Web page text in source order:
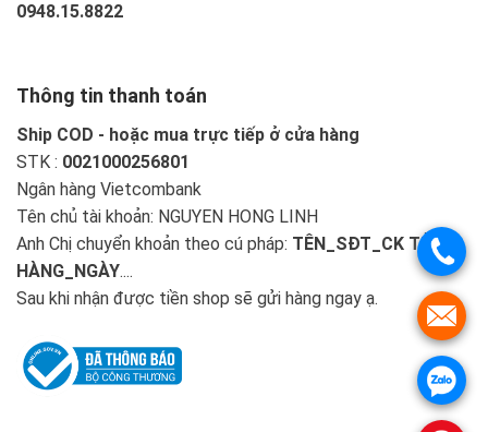
0948.15.8822
Thông tin thanh toán
Ship COD - hoặc mua trực tiếp ở cửa hàng
STK : 0021000256801
Ngân hàng Vietcombank
Tên chủ tài khoản: NGUYEN HONG LINH
Anh Chị chuyển khoản theo cú pháp: TÊN_SĐT_CK TIỀN
HÀNG_NGÀY....
Sau khi nhận được tiền shop sẽ gửi hàng ngay ạ.